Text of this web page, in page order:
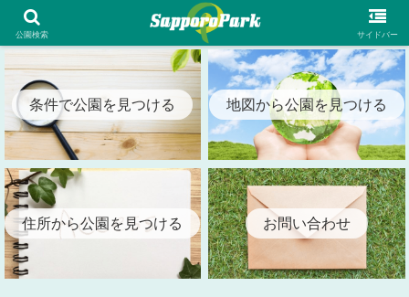
札幌市内の全公園情報を検索出来る札幌パーク（SapporoPark）
条件で公園を見つける 地図から公園を見つける
住所から公園を見つける お問い合わせ
公園検索 サイドバー